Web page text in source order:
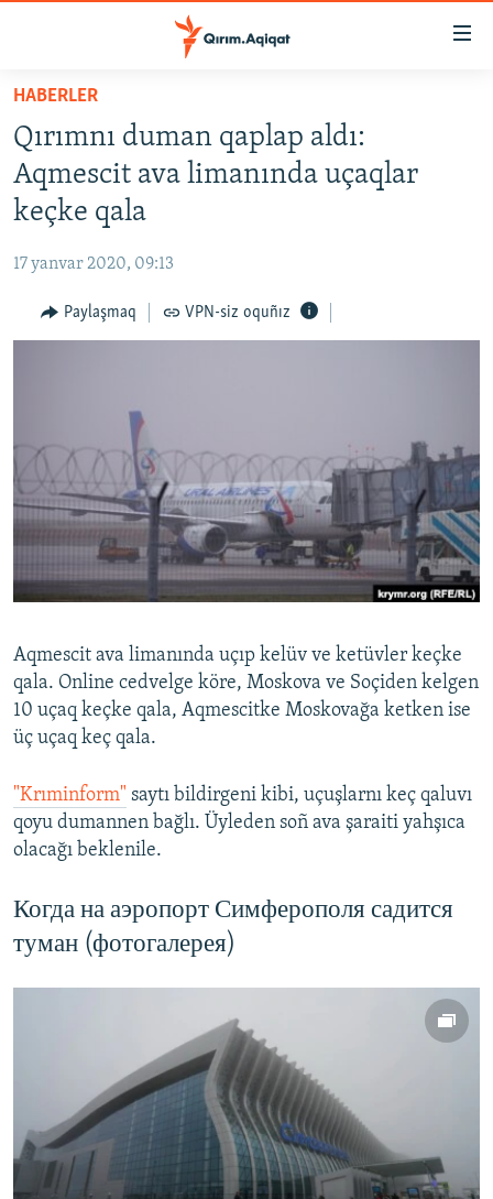
Esas
qaytmaq
Baş
navigatsiyağa
qaytmaq
Qıdıruvğa
qaytmaq
SİYASET
İQTİSADİYAT
MEDENİYET
İNSAN AQLARI
FİKİR
Русский
Українською
RFE/RS bütün saytları
HABERLER
Qırımnı duman qaplap aldı:
Aqmescit ava limanında uçaqlar
keçke qala
17 yanvar 2020, 09:13
Paylaşmaq VPN-siz oquñız
Aqmescit ava limanında uçıp kelüv ve ketüvler keçke
qala. Online cedvelge köre, Moskova ve Soçiden kelgen
10 uçaq keçke qala, Aqmescitke Moskovağa ketken ise
üç uçaq keç qala.
"Krıminform" saytı bildirgeni kibi, uçuşlarnı keç qaluvı
qoyu dumannen bağlı. Üyleden soñ ava şaraiti yahşıca
olacağı beklenile.
Когда на аэропорт Симферополя садится
туман (фотогалерея)